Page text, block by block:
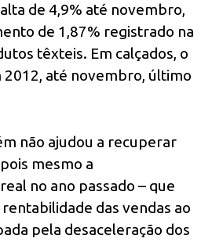
de 4,9% até novembro,
de 1,87% registrado na
têxteis. Em calçados, o
2012, até novembro, último
não ajudou a recuperar
mesmo a
no ano passado – que
das vendas ao
pela desaceleração dos